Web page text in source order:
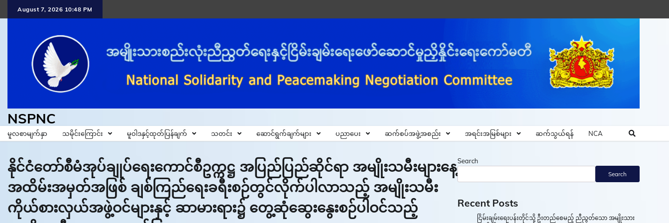
August 7, 2026 10:48 PM
NSPNC
မူလစာမျက်နှာ သမိုင်းကြောင်း မူဝါဒနှင့်ထုတ်ပြန်ချက် သတင်း ဆောင်ရွက်ချက်များ ပညာပေး ဆက်စပ်အဖွဲ့အစည်း အရင်းအမြစ်များ ဆက်သွယ်ရန် NCA
နိုင်ငံတော်စီမံအုပ်ချုပ်ရေးကောင်စီဥက္ကဋ္ဌ အပြည်ပြည်ဆိုင်ရာ အမျိုးသမီးများနေ့
အထိမ်းအမှတ်အဖြစ် ချစ်ကြည်ရေးခရီးစဉ်တွင်လိုက်ပါလာသည့် အမျိုးသမီး
ကိုယ်စားလှယ်အဖွဲ့ဝင်များနှင့် ဆာမားရား၌ တွေ့ဆုံဆွေးနွေးစဉ်ပါဝင်သည့်
Search
Search
Recent Posts
ငြိမ်းချမ်းရေးပန်းတိုင်သို့ ဦးတည်စေမည့် ညီညွတ်သော အမျိုးသား